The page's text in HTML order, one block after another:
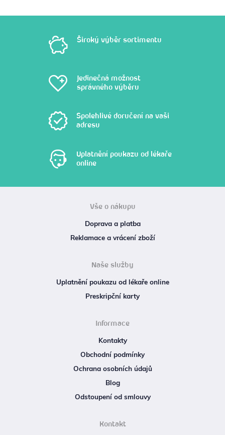
Široký výběr sortimentu
Jedinečná možnost
správného výběru
Spolehlivé doručení na vaši
adresu
Uplatnění poukazu od lékaře
online
Vše o nákupu
Doprava a platba
Reklamace a vrácení zboží
Naše služby
Uplatnění poukazu od lékaře online
Preskripční karty
Informace
Kontakty
Obchodní podmínky
Ochrana osobních údajů
Blog
Odstoupení od smlouvy
Kontakt